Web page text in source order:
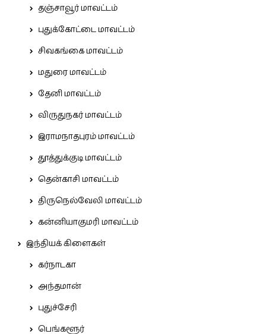
தஞ்சாவூர் மாவட்டம்
புதுக்கோட்டை மாவட்டம்
சிவகங்கை மாவட்டம்
மதுரை மாவட்டம்
தேனி மாவட்டம்
விருதுநகர் மாவட்டம்
இராமநாதபுரம் மாவட்டம்
தூத்துக்குடி மாவட்டம்
தென்காசி மாவட்டம்
திருநெல்வேலி மாவட்டம்
கன்னியாகுமரி மாவட்டம்
இந்தியக் கிளைகள்
கர்நாடகா
அந்தமான்
புதுச்சேரி
பெங்களூர்